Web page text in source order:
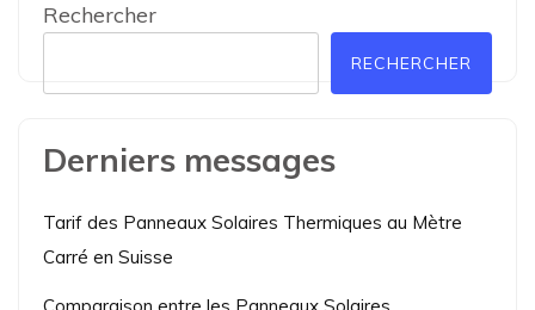
Rechercher
RECHERCHER
Derniers messages
Tarif des Panneaux Solaires Thermiques au Mètre
Carré en Suisse